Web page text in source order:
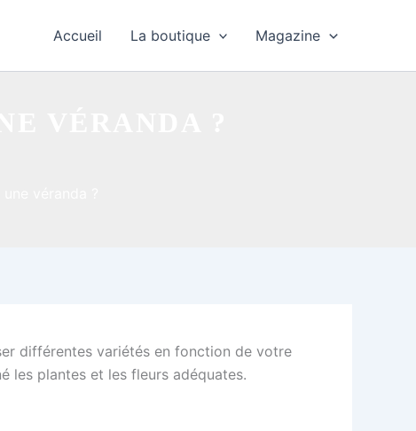
Accueil La boutique Magazine
différentes variétés en fonction de votre
les plantes et les fleurs adéquates.